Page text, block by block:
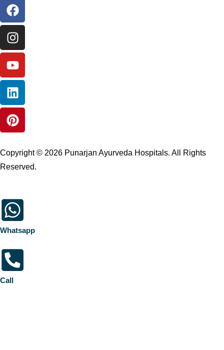
Copyright © 2026 Punarjan Ayurveda Hospitals. All Rights
Reserved.
Whatsapp
Call